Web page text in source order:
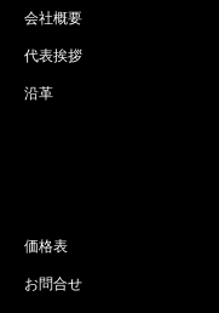
会社概要
代表挨拶
沿革
価格表
お問合せ